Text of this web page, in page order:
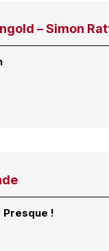
– Simon
Presque !